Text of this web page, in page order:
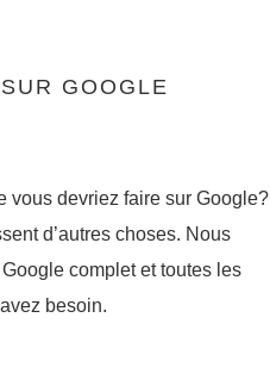
GOOGLE
vous devriez faire sur Google?
d’autres choses. Nous
complet et toutes les
besoin.